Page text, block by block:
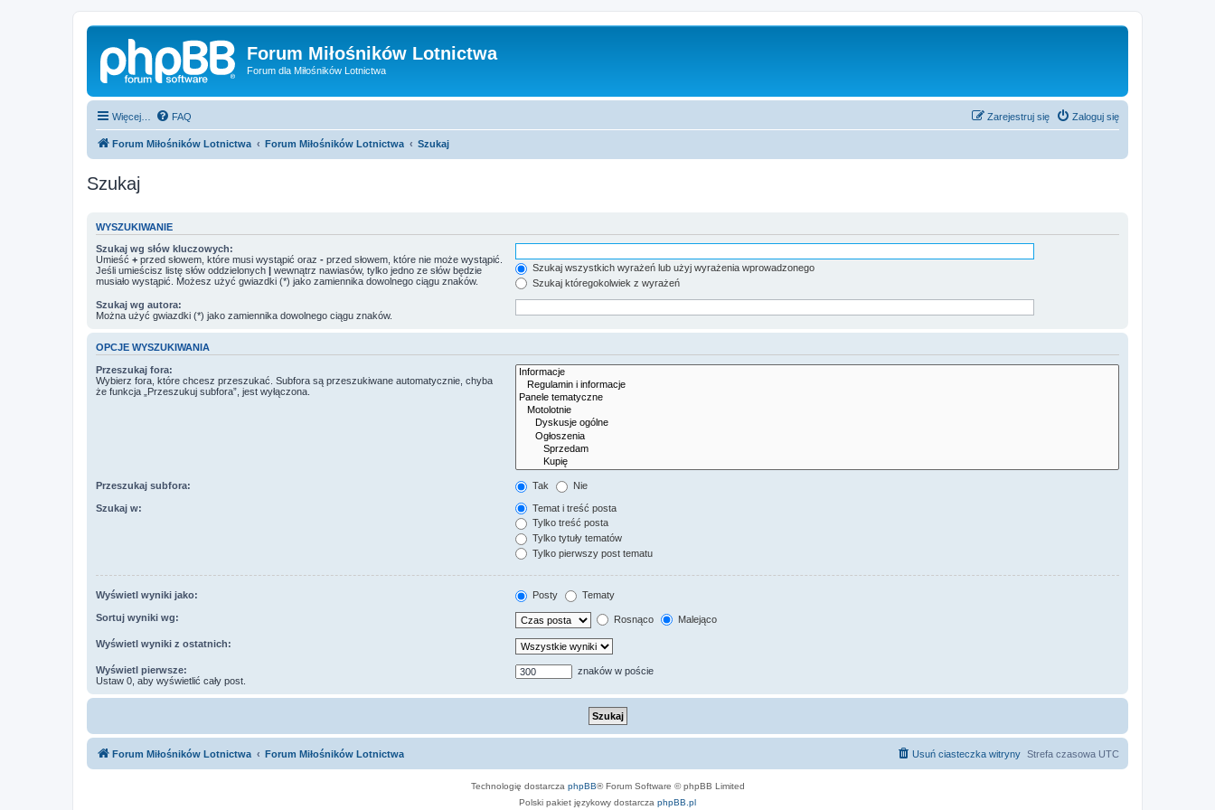
Forum Miłośników Lotnictwa
Forum dla Miłośników Lotnictwa
Więcej… FAQ Zaloguj się
Zarejestruj się
Forum Miłośników Lotnictwa Forum Miłośników Lotnictwa Szukaj
Szukaj
WYSZUKIWANIE
Szukaj wg słów kluczowych:
Umieść + przed słowem, które musi wystąpić oraz - przed słowem, które nie może wystąpić.
Jeśli umieścisz listę słów oddzielonych | wewnątrz nawiasów, tylko jedno ze słów będzie
musiało wystąpić. Możesz użyć gwiazdki (*) jako zamiennika dowolnego ciągu znaków.
Szukaj wszystkich wyrażeń lub użyj wyrażenia wprowadzonego
Szukaj któregokolwiek z wyrażeń
Szukaj wg autora:
Można użyć gwiazdki (*) jako zamiennika dowolnego ciągu znaków.
OPCJE WYSZUKIWANIA
Przeszukaj fora:
Wybierz fora, które chcesz przeszukać. Subfora są przeszukiwane automatycznie, chyba
że funkcja „Przeszukuj subfora”, jest wyłączona.
Przeszukaj subfora: Tak Nie
Szukaj w:
Temat i treść posta
Tylko treść posta
Tylko tytuły tematów
Tylko pierwszy post tematu
Wyświetl wyniki jako: Posty Tematy
Sortuj wyniki wg: Rosnąco Malejąco
Wyświetl wyniki z ostatnich:
Wyświetl pierwsze:
Ustaw 0, aby wyświetlić cały post.
znaków w poście
Forum Miłośników Lotnictwa Forum Miłośników Lotnictwa Strefa czasowa UTC
Usuń ciasteczka witryny
Technologię dostarcza phpBB® Forum Software © phpBB Limited
Polski pakiet językowy dostarcza phpBB.pl